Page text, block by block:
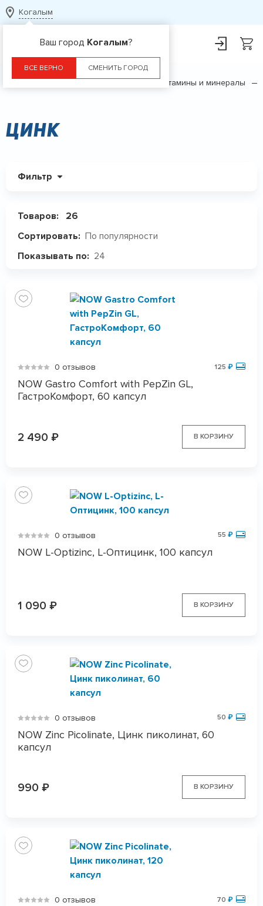
Когалым
Ваш город Когалым?
ВСЕ ВЕРНО СМЕНИТЬ ГОРОД
Витамины и минералы
Цинк
Фильтр
Товаров:
26
Сортировать: По популярности
Показывать по: 24
0 отзывов 125 ₽
NOW Gastro Comfort with PepZin GL,
ГастроКомфорт, 60 капсул
2 490 ₽ В КОРЗИНУ
0 отзывов 55 ₽
NOW L-Optizinc, L-Оптицинк, 100 капсул
1 090 ₽ В КОРЗИНУ
0 отзывов 50 ₽
NOW Zinc Picolinate, Цинк пиколинат, 60
капсул
990 ₽ В КОРЗИНУ
0 отзывов 70 ₽